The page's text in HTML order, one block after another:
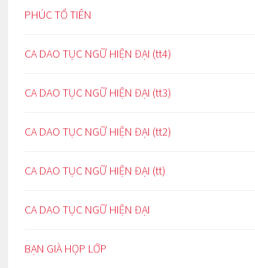
PHÚC TỔ TIÊN
CA DAO TỤC NGỮ HIỆN ĐẠI (tt4)
CA DAO TỤC NGỮ HIỆN ĐẠI (tt3)
CA DAO TỤC NGỮ HIỆN ĐẠI (tt2)
CA DAO TỤC NGỮ HIỆN ĐẠI (tt)
CA DAO TỤC NGỮ HIỆN ĐẠI
BẠN GIÀ HỌP LỚP